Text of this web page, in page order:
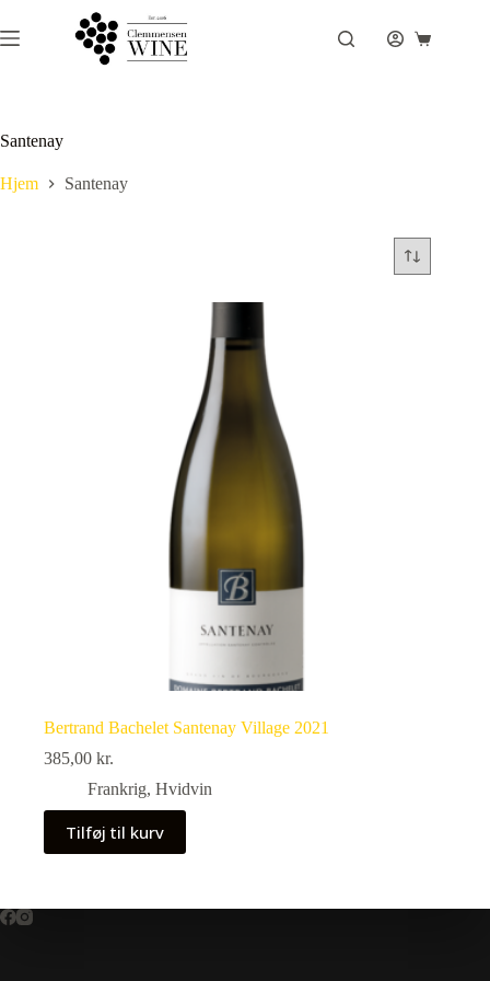
til
indhold
Santenay
Hjem Santenay
Bertrand Bachelet Santenay Village 2021
385,00 kr.
Frankrig, Hvidvin
Tilføj til kurv